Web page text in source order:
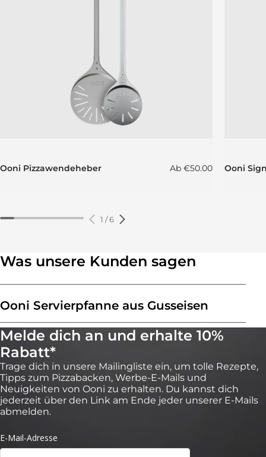
Ooni Pizzawendeheber Normaler Preis
Ab€50.00 Ooni
1 /6
Was unsere Kunden sagen
Ooni Servierpfanne aus Gusseisen
Melde dich an und erhalte 10%
Rabatt*
Trage dich in unsere Mailingliste ein, um tolle Rezepte,
Tipps zum Pizzabacken, Werbe-E-Mails und
Neuigkeiten von Ooni zu erhalten. Du kannst dich
jederzeit über den Link am Ende jeder unserer E-Mails
abmelden.